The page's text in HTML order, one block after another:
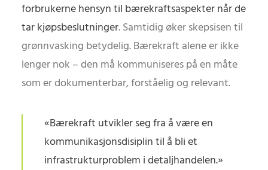
forbrukerne hensyn til bærekraftsaspekter når de
tar kjøpsbeslutninger. Samtidig øker skepsisen til
grønnvasking betydelig. Bærekraft alene er ikke
lenger nok – den må kommuniseres på en måte
som er dokumenterbar, forståelig og relevant.
«Bærekraft utvikler seg fra å være en
kommunikasjonsdisiplin til å bli et
infrastrukturproblem i detaljhandelen.»